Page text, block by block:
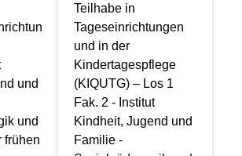
und
und
frühen
Teilhabe in
Tageseinrichtungen
und in der
Kindertagespflege
(KIQUTG) – Los 1
Fak. 2 - Institut
Kindheit, Jugend und
Familie -